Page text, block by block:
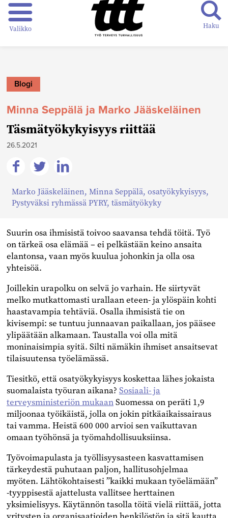
Valikko Haku
Blogi
Minna Seppälä ja Marko Jääskeläinen
Täsmätyökykyisyys riittää
26.5.2021
Jaa
Facebookissa
Jaa
Twitterissä
Jaa
Linkedinissä
Marko Jääskeläinen, Minna Seppälä, osatyökykyisyys,
Pystyväksi ryhmässä PYRY, täsmätyökyky
Suurin osa ihmisistä toivoo saavansa tehdä töitä. Työ
on tärkeä osa elämää – ei pelkästään keino ansaita
elantonsa, vaan myös kuulua johonkin ja olla osa
yhteisöä.
Joillekin urapolku on selvä jo varhain. He siirtyvät
melko mutkattomasti urallaan eteen- ja ylöspäin kohti
haastavampia tehtäviä. Osalla ihmisistä tie on
kivisempi: se tuntuu junnaavan paikallaan, jos pääsee
ylipäätään alkamaan. Taustalla voi olla mitä
moninaisimpia syitä. Silti nämäkin ihmiset ansaitsevat
tilaisuutensa työelämässä.
Tiesitkö, että osatyökykyisyys koskettaa lähes jokaista
suomalaista työuran aikana? Sosiaali- ja
terveysministeriön mukaanSuomessa on peräti 1,9
miljoonaa työikäistä, jolla on jokin pitkäaikaissairaus
tai vamma. Heistä 600 000 arvioi sen vaikuttavan
omaan työhönsä ja työmahdollisuuksiinsa.
Työvoimapulasta ja työllisyysasteen kasvattamisen
tärkeydestä puhutaan paljon, hallitusohjelmaa
myöten. Lähtökohtaisesti ”kaikki mukaan työelämään”
-tyyppisestä ajattelusta vallitsee herttainen
yksimielisyys. Käytännön tasolla töitä vielä riittää, jotta